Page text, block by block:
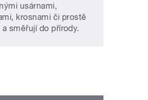
usárnami,
krosnami či prostě
a směřují do přírody.